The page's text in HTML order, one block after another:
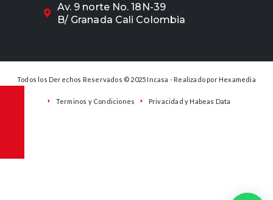
Av. 9 norte No. 18N-39
B/ Granada Cali Colombia
Todos los Derechos Reservados © 2025 Incasa - Realizado por Hexamedia
Terminos y Condiciones Privacidad y Habeas Data